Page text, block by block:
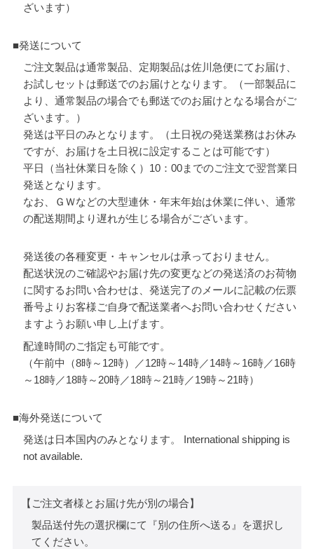
ざいます）
■発送について
ご注文製品は通常製品、定期製品は佐川急便にてお届け、
お試しセットは郵送でのお届けとなります。（一部製品に
より、通常製品の場合でも郵送でのお届けとなる場合がご
ざいます。）
発送は平日のみとなります。（土日祝の発送業務はお休み
ですが、お届けを土日祝に設定することは可能です）
平日（当社休業日を除く）10：00までのご注文で翌営業日
発送となります。
なお、ＧＷなどの大型連休・年末年始は休業に伴い、通常
の配送期間より遅れが生じる場合がございます。
発送後の各種変更・キャンセルは承っておりません。
配送状況のご確認やお届け先の変更などの発送済のお荷物
に関するお問い合わせは、発送完了のメールに記載の伝票
番号よりお客様ご自身で配送業者へお問い合わせください
ますようお願い申し上げます。
配達時間のご指定も可能です。
（午前中（8時～12時）／12時～14時／14時～16時／16時
～18時／18時～20時／18時～21時／19時～21時）
■海外発送について
発送は日本国内のみとなります。 International shipping is
not available.
【ご注文者様とお届け先が別の場合】
製品送付先の選択欄にて『別の住所へ送る』を選択し
てください。